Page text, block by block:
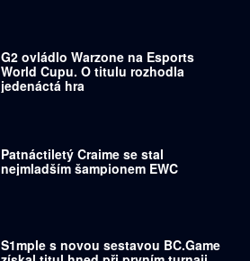
G2 ovládlo Warzone na Esports
World Cupu. O titulu rozhodla
jedenáctá hra
Patnáctiletý Craime se stal
nejmladším šampionem EWC
S1mple s novou sestavou BC.Game